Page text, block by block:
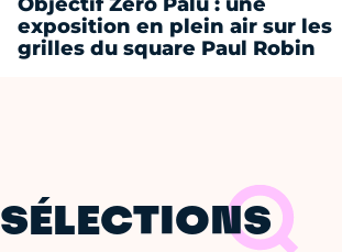
exposition en plein air sur les
grilles du square Paul Robin
SÉLECTIONS